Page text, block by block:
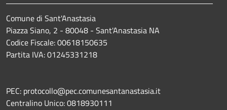
Comune di Sant'Anastasia
Piazza Siano, 2 - 80048 - Sant'Anastasia NA
Codice Fiscale: 00618150635
Partita IVA: 01245331218
PEC: protocollo@pec.comunesantanastasia.it
Centralino Unico: 0818930111